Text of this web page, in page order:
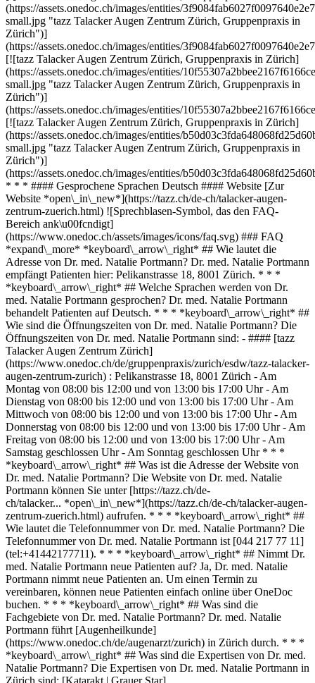
(https://assets.onedoc.ch/images/entities/
small.jpg "tazz Talacker Augen Zentrum Zürich, Gruppenpraxis in
Zürich")]
(https://assets.onedoc.ch/images/entities/
[![tazz Talacker Augen Zentrum Zürich, Gruppenpraxis in Zürich]
(https://assets.onedoc.ch/images/entities/
small.jpg "tazz Talacker Augen Zentrum Zürich, Gruppenpraxis in
Zürich")]
(https://assets.onedoc.ch/images/entities/
[![tazz Talacker Augen Zentrum Zürich, Gruppenpraxis in Zürich]
(https://assets.onedoc.ch/images/entities/
small.jpg "tazz Talacker Augen Zentrum Zürich, Gruppenpraxis in
Zürich")]
(https://assets.onedoc.ch/images/entities/
* * * #### Gesprochene Sprachen Deutsch #### Website [Zur
Website *open\_in\_new*](https://tazz.ch/de-ch/talacker-augen-
zentrum-zuerich.html) ![Sprechblasen-Symbol, das den FAQ-
Bereich ank\u00fcndigt]
(https://www.onedoc.ch/assets/images/icons/faq.svg) ### FAQ
*expand\_more* *keyboard\_arrow\_right* ## Wie lautet die
Adresse von Dr. med. Natalie Portmann? Dr. med. Natalie Portmann
empfängt Patienten hier: Pelikanstrasse 18, 8001 Zürich. * * *
*keyboard\_arrow\_right* ## Welche Sprachen werden von Dr.
med. Natalie Portmann gesprochen? Dr. med. Natalie Portmann
behandelt Patienten auf Deutsch. * * * *keyboard\_arrow\_right* ##
Wie sind die Öffnungszeiten von Dr. med. Natalie Portmann? Die
Öffnungszeiten von Dr. med. Natalie Portmann sind: - #### [tazz
Talacker Augen Zentrum Zürich]
(https://www.onedoc.ch/de/gruppenpraxis/zurich/esdw/tazz-talacker-
augen-zentrum-zurich) : Pelikanstrasse 18, 8001 Zürich - Am
Montag von 08:00 bis 12:00 und von 13:00 bis 17:00 Uhr - Am
Dienstag von 08:00 bis 12:00 und von 13:00 bis 17:00 Uhr - Am
Mittwoch von 08:00 bis 12:00 und von 13:00 bis 17:00 Uhr - Am
Donnerstag von 08:00 bis 12:00 und von 13:00 bis 17:00 Uhr - Am
Freitag von 08:00 bis 12:00 und von 13:00 bis 17:00 Uhr - Am
Samstag geschlossen Uhr - Am Sonntag geschlossen Uhr * * *
*keyboard\_arrow\_right* ## Was ist die Adresse der Website von
Dr. med. Natalie Portmann? Die Website von Dr. med. Natalie
Portmann können Sie unter [https://tazz.ch/de-
ch/talacker... *open\_in\_new*](https://tazz.ch/de-ch/talacker-augen-
zentrum-zuerich.html) aufrufen. * * * *keyboard\_arrow\_right* ##
Wie lautet die Telefonnummer von Dr. med. Natalie Portmann? Die
Telefonnummer von Dr. med. Natalie Portmann ist [044 217 77 11]
(tel:+41442177711). * * * *keyboard\_arrow\_right* ## Nimmt Dr.
med. Natalie Portmann neue Patienten auf? Ja, Dr. med. Natalie
Portmann nimmt neue Patienten an. Um einen Termin zu
vereinbaren, können neue Patienten einfach online über OneDoc
buchen. * * * *keyboard\_arrow\_right* ## Was sind die
Fachgebiete von Dr. med. Natalie Portmann? Dr. med. Natalie
Portmann führt [Augenheilkunde]
(https://www.onedoc.ch/de/augenarzt/zurich) in Zürich durch. * * *
*keyboard\_arrow\_right* ## Was sind die Expertisen von Dr. med.
Natalie Portmann? Die Expertisen von Dr. med. Natalie Portmann in
Zürich sind: [Katarakt | Grauer Star]